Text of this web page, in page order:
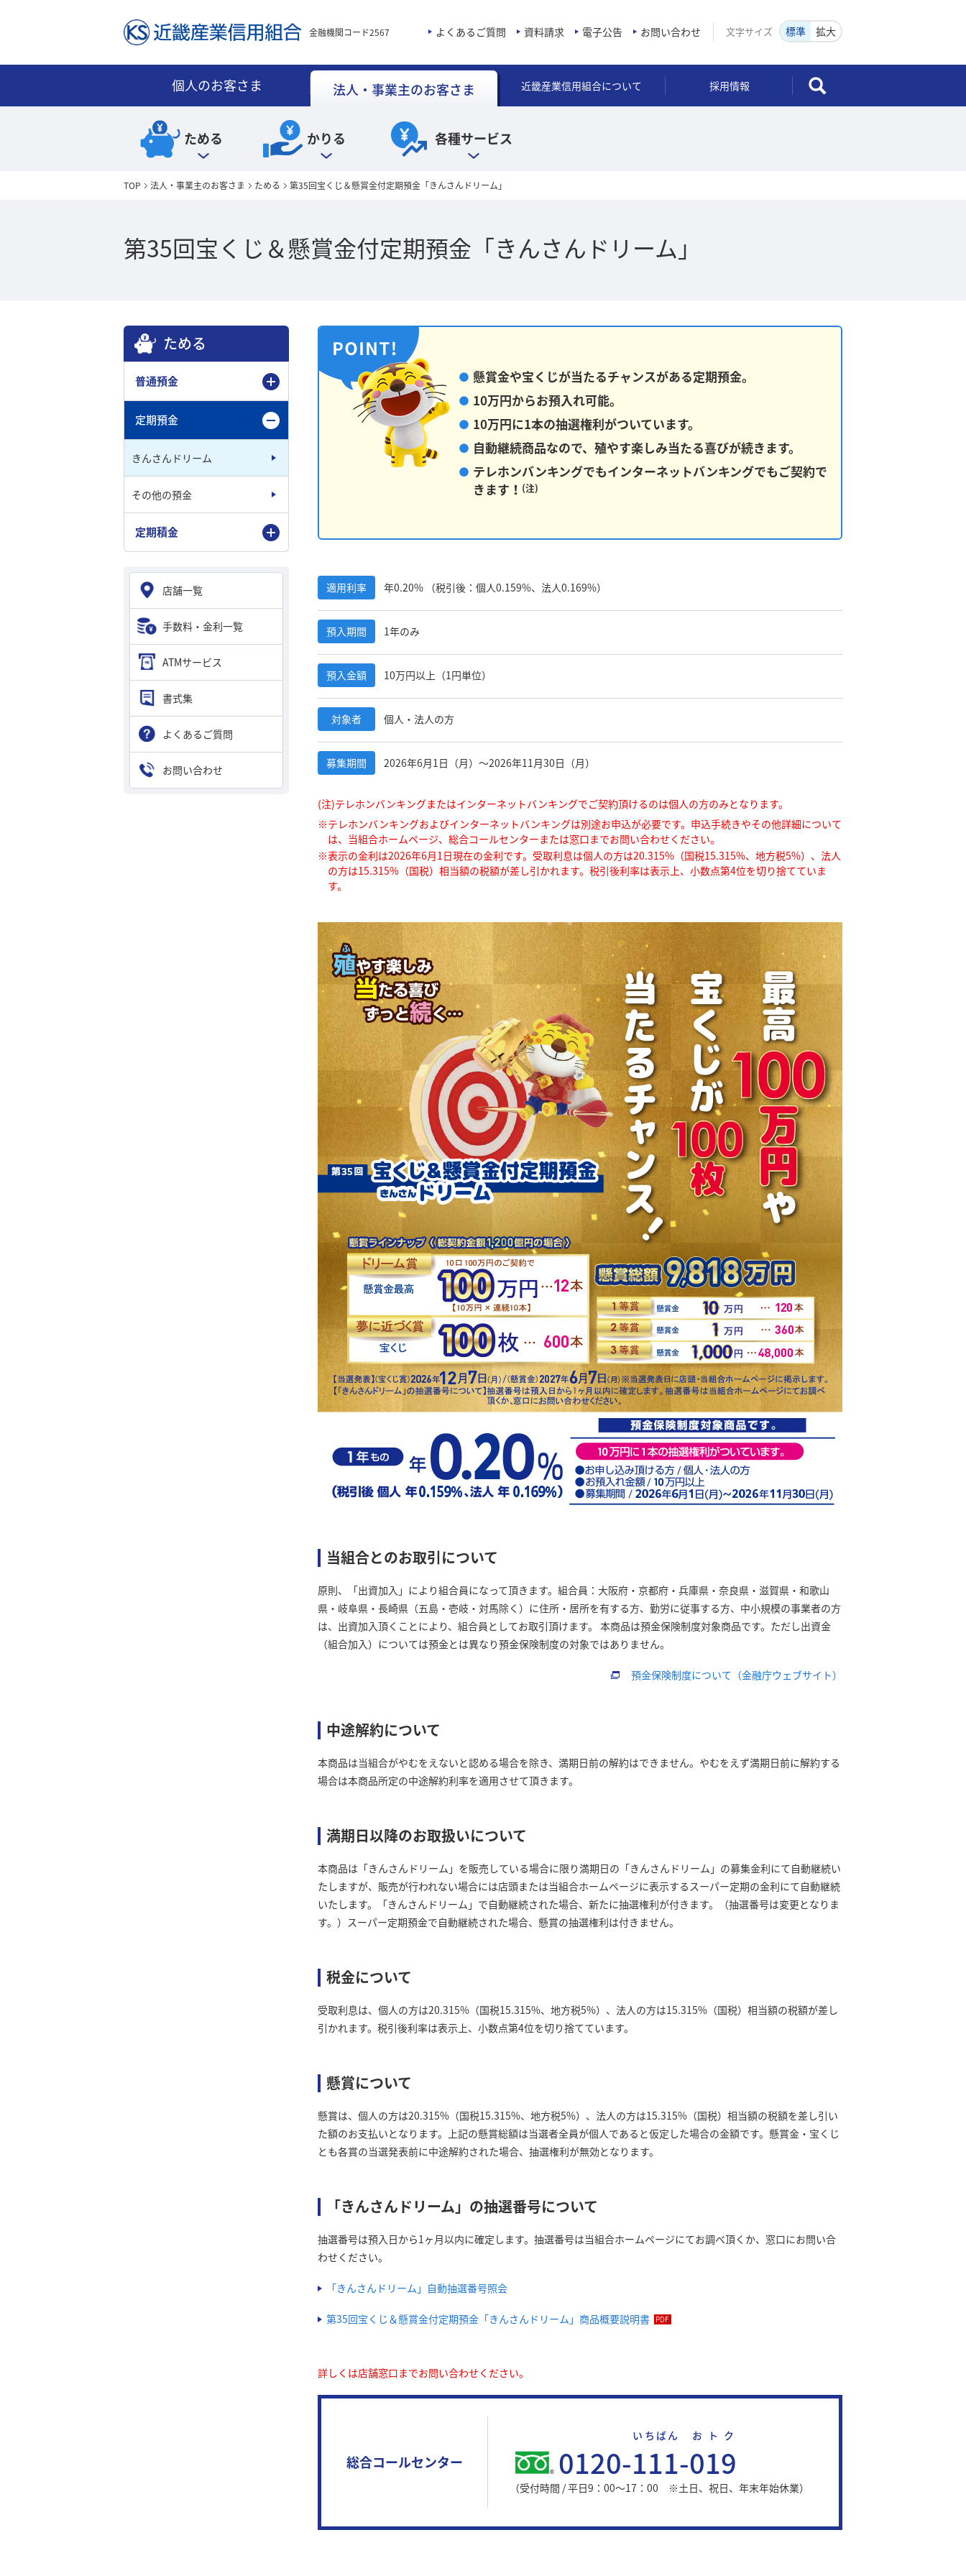
金融機関コード2567 文字サイズ 標準 拡大
よくあるご質問 資料請求 電子公告 お問い合わせ
個人のお客さま 法人・事業主のお客さま 近畿産業信用組合について 採用情報
ためる かりる 各種サービス
TOP 法人・事業主のお客さま ためる 第35回宝くじ＆懸賞金付定期預金「きんさんドリーム」
第35回宝くじ＆懸賞金付定期預金「きんさんドリーム」
懸賞金や宝くじが当たるチャンスがある定期預金。
10万円からお預入れ可能。
10万円に1本の抽選権利がついています。
自動継続商品なので、殖やす楽しみ当たる喜びが続きます。
テレホンバンキングでもインターネットバンキングでもご契約で
きます！ (注)
適用利率 年0.20% （税引後：個人0.159%、法人0.169%）
預入期間 1年のみ
預入金額 10万円以上（1円単位）
対象者 個人・法人の方
募集期間 2026年6月1日（月）〜2026年11月30日（月）
(注)テレホンバンキングまたはインターネットバンキングでご契約頂けるのは個人の方のみとなります。
テレホンバンキングおよびインターネットバンキングは別途お申込が必要です。申込手続きやその他詳細について
は、当組合ホームページ、総合コールセンターまたは窓口までお問い合わせください。
表示の金利は2026年6月1日現在の金利です。受取利息は個人の方は20.315%（国税15.315%、地方税5%）、法人
の方は15.315%（国税）相当額の税額が差し引かれます。税引後利率は表示上、小数点第4位を切り捨てていま
す。
当組合とのお取引について
原則、「出資加入」により組合員になって頂きます。組合員：大阪府・京都府・兵庫県・奈良県・滋賀県・和歌山
県・岐阜県・長崎県（五島・壱岐・対馬除く）に住所・居所を有する方、勤労に従事する方、中小規模の事業者の方
は、出資加入頂くことにより、組合員としてお取引頂けます。 本商品は預金保険制度対象商品です。ただし出資金
（組合加入）については預金とは異なり預金保険制度の対象ではありません。
預金保険制度について（金融庁ウェブサイト）
中途解約について
本商品は当組合がやむをえないと認める場合を除き、満期日前の解約はできません。やむをえず満期日前に解約する
場合は本商品所定の中途解約利率を適用させて頂きます。
満期日以降のお取扱いについて
本商品は「きんさんドリーム」を販売している場合に限り満期日の「きんさんドリーム」の募集金利にて自動継続い
たしますが、販売が行われない場合には店頭または当組合ホームページに表示するスーパー定期の金利にて自動継続
いたします。「きんさんドリーム」で自動継続された場合、新たに抽選権利が付きます。（抽選番号は変更となりま
す。）スーパー定期預金で自動継続された場合、懸賞の抽選権利は付きません。
税金について
受取利息は、個人の方は20.315%（国税15.315%、地方税5%）、法人の方は15.315%（国税）相当額の税額が差し
引かれます。税引後利率は表示上、小数点第4位を切り捨てています。
懸賞について
懸賞は、個人の方は20.315%（国税15.315%、地方税5%）、法人の方は15.315%（国税）相当額の税額を差し引い
た額のお支払いとなります。上記の懸賞総額は当選者全員が個人であると仮定した場合の金額です。懸賞金・宝くじ
とも各賞の当選発表前に中途解約された場合、抽選権利が無効となります。
「きんさんドリーム」の抽選番号について
抽選番号は預入日から1ヶ月以内に確定します。抽選番号は当組合ホームページにてお調べ頂くか、窓口にお問い合
わせください。
「きんさんドリーム」自動抽選番号照会
第35回宝くじ＆懸賞金付定期預金「きんさんドリーム」商品概要説明書
詳しくは店舗窓口までお問い合わせください。
総合コールセンター 0120-111
いちばん
-019
おトク
（受付時間 / 平日9：00～17：00 ※土日、祝日、年末年始休業）
ためる
普通預金
定期預金
きんさんドリーム
その他の預金
定期積金
店舗一覧
手数料・金利一覧
ATMサービス
書式集
よくあるご質問
お問い合わせ